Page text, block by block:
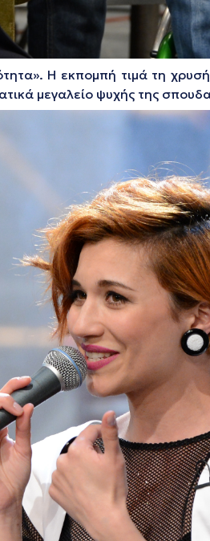
Η εκπομπή τιμά τη
μεγαλείο ψυχής της